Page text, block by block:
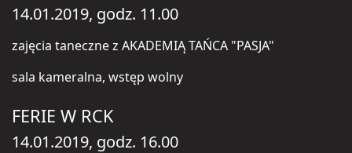
14.01.2019, godz. 11.00
zajęcia taneczne z AKADEMIĄ TAŃCA "PASJA"
sala kameralna, wstęp wolny
FERIE W RCK
14.01.2019, godz. 16.00